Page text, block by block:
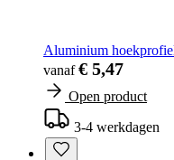
Aluminium
vanaf€ 5,47
Open product
3-4 werkdagen